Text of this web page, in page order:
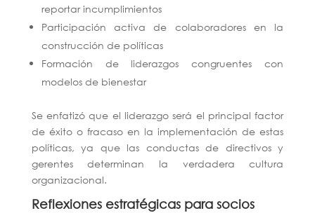
reportar incumplimientos
Participación activa de colaboradores en la
construcción de políticas
Formación de liderazgos congruentes con
modelos de bienestar
Se enfatizó que el liderazgo será el principal factor
de éxito o fracaso en la implementación de estas
políticas, ya que las conductas de directivos y
gerentes determinan la verdadera cultura
organizacional.
Reflexiones estratégicas para socios